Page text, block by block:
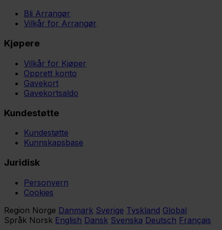
Bli Arrangør
Vilkår for Arrangør
Kjøpere
Vilkår for Kjøper
Opprett konto
Gavekort
Gavekortsaldo
Kundestøtte
Kundestøtte
Kunnskapsbase
Juridisk
Personvern
Cookies
Region Norge Danmark Sverige Tyskland Global
Språk Norsk English Dansk Svenska Deutsch Français